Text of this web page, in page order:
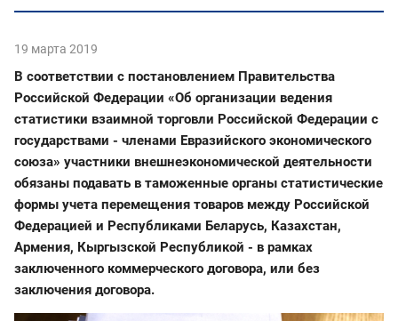
19 марта 2019
В соответствии с постановлением Правительства
Российской Федерации «Об организации ведения
статистики взаимной торговли Российской Федерации с
государствами - членами Евразийского экономического
союза» участники внешнеэкономической деятельности
обязаны подавать в таможенные органы статистические
формы учета перемещения товаров между Российской
Федерацией и Республиками Беларусь, Казахстан,
Армения, Кыргызской Республикой - в рамках
заключенного коммерческого договора, или без
заключения договора.